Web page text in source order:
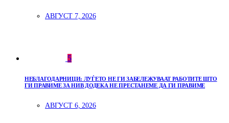
АВГУСТ 7, 2026
5
НЕБЛАГОДАРНИЦИ: ЛУЃЕТО НЕ ГИ ЗАБЕЛЕЖУВААТ РАБОТИТЕ ШТО
ГИ ПРАВИМЕ ЗА НИВ ДОДЕКА НЕ ПРЕСТАНЕМЕ ДА ГИ ПРАВИМЕ
АВГУСТ 6, 2026